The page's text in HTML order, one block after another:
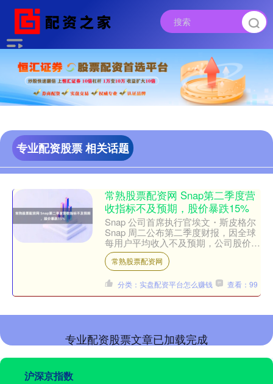
专业配资股票 相关话题
常熟股票配资网 Snap第二季度营
收指标不及预期，股价暴跌15%
Snap 公司首席执行官埃文・斯皮格尔
Snap 周二公布第二季度财报，因全球
每用户平均收入不及预期，公司股价暴
跌 15%。 以下是该公司业绩与华尔街
预期的对比....
常熟股票配资网
分类：实盘配资平台怎么赚钱 查看：99
专业配资股票文章已加载完成
沪深京指数